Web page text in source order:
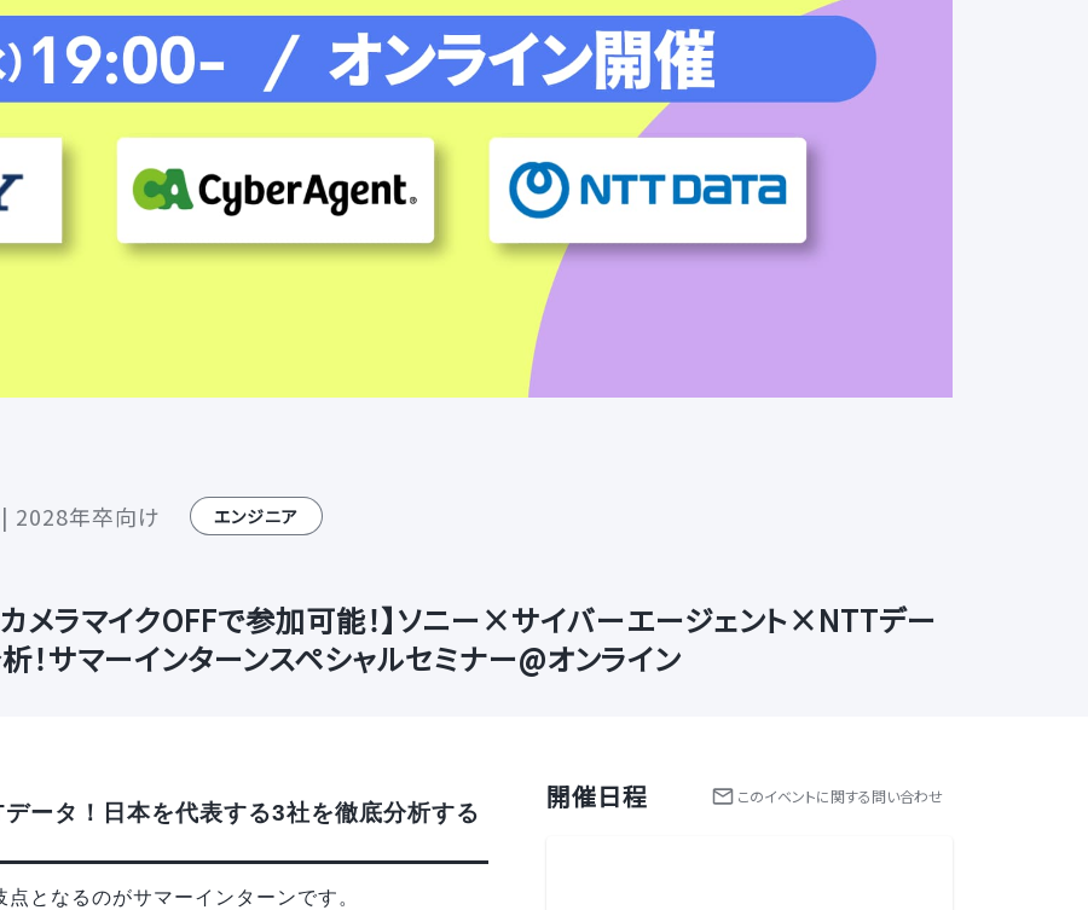
2028年卒向け エンジニア
メラマイクOFFで参加可能！】ソニー×サイバーエージェント×NTTデー
サマーインターンスペシャルセミナー@オンライン
ータ！日本を代表する3社を徹底分析する
となるのがサマーインターンです。
開催日程 このイベントに関する問い合わせ